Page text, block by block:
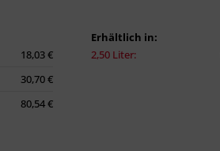
18,03 €
30,70 €
80,54 €
Erhältlich in:
2,50 Liter: